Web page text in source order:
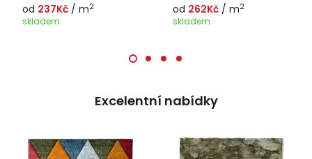
od 237Kč / m2
skladem
od 262Kč / m2
skladem
Excelentní nabídky